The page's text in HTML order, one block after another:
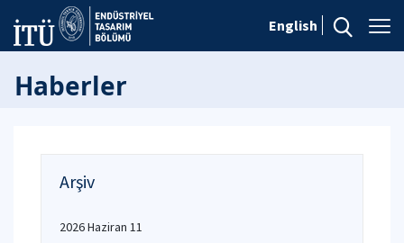
English
Haberler
Arşiv
2026 Haziran 11